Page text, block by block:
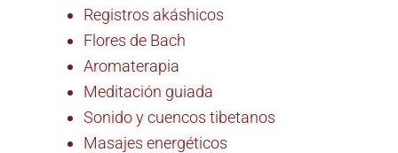
Registros akáshicos
Flores de Bach
Aromaterapia
Meditación guiada
Sonido y cuencos tibetanos
Masajes energéticos